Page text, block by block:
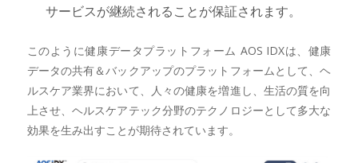
サービスが継続されることが保証されます。
このように健康データプラットフォーム AOS IDXは、健康
データの共有＆バックアップのプラットフォームとして、ヘ
ルスケア業界において、人々の健康を増進し、生活の質を向
上させ、ヘルスケアテック分野のテクノロジーとして多大な
効果を生み出すことが期待されています。